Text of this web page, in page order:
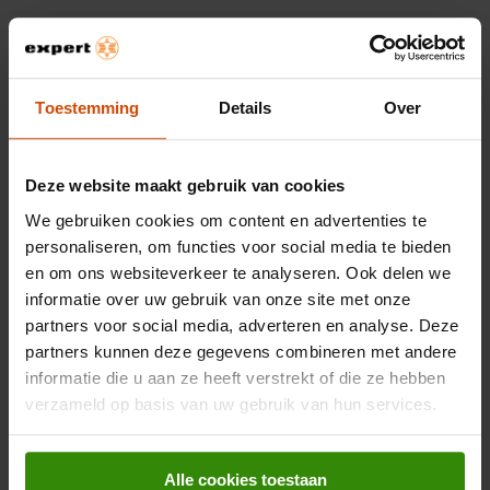
Toestemming Details Over
Deze website maakt gebruik van cookies
We gebruiken cookies om content en advertenties te
personaliseren, om functies voor social media te bieden
en om ons websiteverkeer te analyseren. Ook delen we
informatie over uw gebruik van onze site met onze
partners voor social media, adverteren en analyse. Deze
partners kunnen deze gegevens combineren met andere
informatie die u aan ze heeft verstrekt of die ze hebben
verzameld op basis van uw gebruik van hun services.
Alle cookies toestaan
Materiaal telefoonhoesje Silicoon
Beoordelingen
OVERZICHT VAN SCORES
Selecteer hieronder een rij om beoordelingen te filteren.
0 sterrensterren
0
0 sterrensterren
0
0 sterrensterren
0
0 sterren